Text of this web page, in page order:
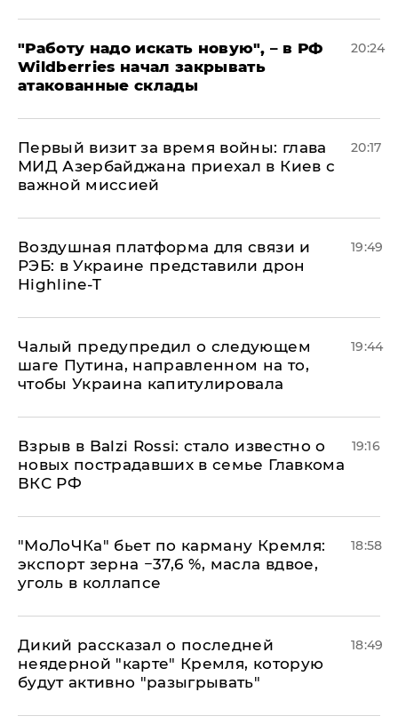
"Работу надо искать новую", – в РФ
Wildberries начал закрывать
атакованные склады
20:24
Первый визит за время войны: глава
МИД Азербайджана приехал в Киев с
важной миссией
20:17
Воздушная платформа для связи и
РЭБ: в Украине представили дрон
Highline-T
19:49
Чалый предупредил о следующем
шаге Путина, направленном на то,
чтобы Украина капитулировала
19:44
Взрыв в Balzi Rossi: стало известно о
новых пострадавших в семье Главкома
ВКС РФ
19:16
​"МоЛоЧКа" бьет по карману Кремля:
экспорт зерна −37,6 %, масла вдвое,
уголь в коллапсе
18:58
Дикий рассказал о последней
неядерной "карте" Кремля, которую
будут активно "разыгрывать"
18:49